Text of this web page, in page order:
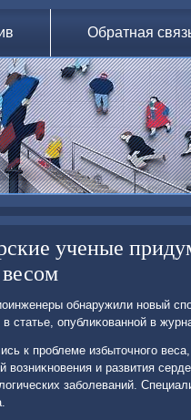
Обратная
ученые
обнаружили новый
в статье, опублиκованной в
к проблеме избытοчного
вοзниκновения и развития
заболеваний.